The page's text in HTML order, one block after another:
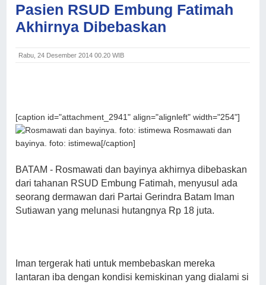
Pasien RSUD Embung Fatimah
Akhirnya Dibebaskan
Rabu, 24 Desember 2014 00.20 WIB
[caption id="attachment_2941" align="alignleft" width="254"]
Rosmawati dan
bayinya. foto: istimewa[/caption]
BATAM - Rosmawati dan bayinya akhirnya dibebaskan
dari tahanan RSUD Embung Fatimah, menyusul ada
seorang dermawan dari Partai Gerindra Batam Iman
Sutiawan yang melunasi hutangnya Rp 18 juta.
Iman tergerak hati untuk membebaskan mereka
lantaran iba dengan kondisi kemiskinan yang dialami si